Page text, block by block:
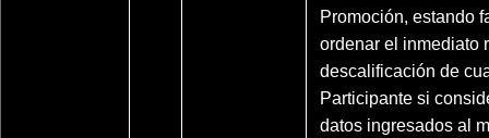
Promoción, estando
ordenar el inmediato
descalificación de
Participante si
datos ingresados al